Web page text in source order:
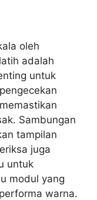
oleh
adalah
untuk
Sambungan
tampilan
juga
untuk
modul yang
warna.